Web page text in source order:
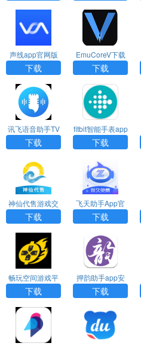
声线app官网版
下载
下载
EmuCoreV下载
下载
讯飞语音助手TV
最新版
下载
fitbit智能手表app
下载
下载
神仙代售游戏交
易平台下载
下载
飞天助手App官
网版下载
下载
畅玩空间游戏平
台官网版App下
载
下载
押韵助手app安
卓版下载
下载